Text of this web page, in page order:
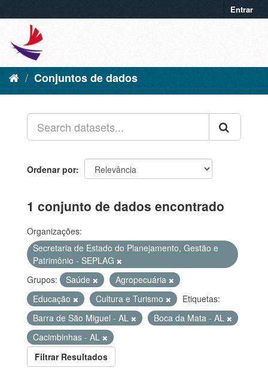
Entrar
Conjuntos de dados
Ordenar por
1 conjunto de dados encontrado
Organizações:
Secretaria de Estado do Planejamento, Gestão e
Patrimônio - SEPLAG
Grupos:
Saúde
Agropecuária
Educação
Cultura e Turismo
Etiquetas:
Barra de São Miguel - AL
Boca da Mata - AL
Cacimbinhas - AL
Filtrar Resultados